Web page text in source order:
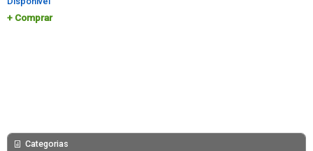
Comprar
Categorias